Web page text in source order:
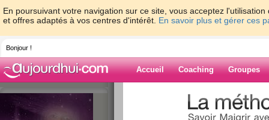
En poursuivant votre navigation sur ce site, vous acceptez
et offres adaptés à vos centres d'intérêt. En savoir plus et gérer ces
Bonjour !
Accueil Coaching Groupes
> > SNIFF ...